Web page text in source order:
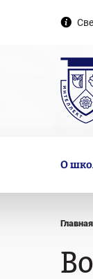
О
Главная